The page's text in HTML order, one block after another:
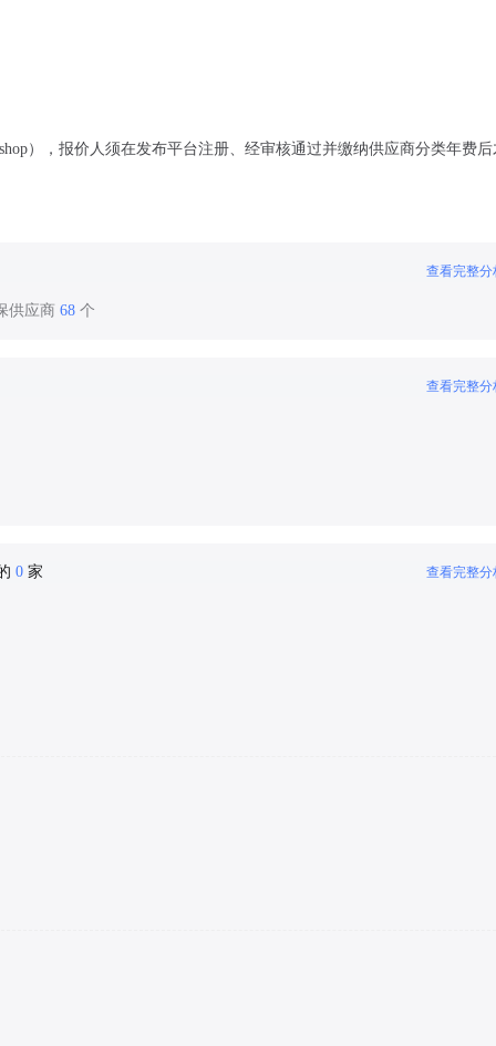
），报价人须在发布平台注册、经审核通过并缴纳供应商分类年费
查看完整分
供应商 68 个
查看完整分
0 家 查看完整分